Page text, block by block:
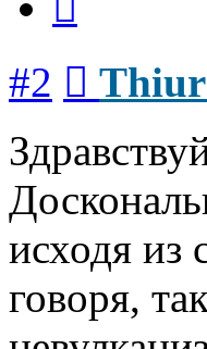
#2
исходя из
говоря,